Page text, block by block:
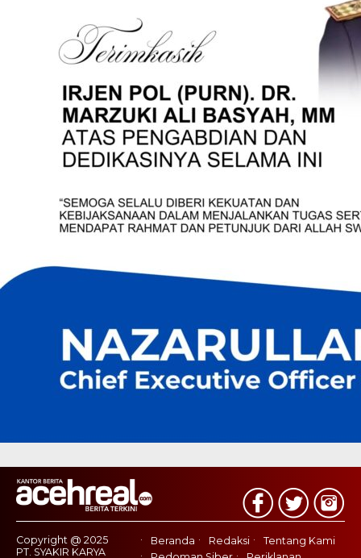
Copyright @ 2025
PT. SYAKIR KARYA
Beranda Redaksi
Tentang Kami